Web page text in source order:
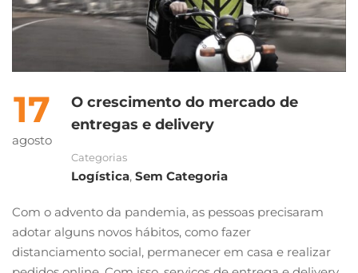
17
agosto
O crescimento do mercado de
entregas e delivery
Categorias
Logística, Sem Categoria
Com o advento da pandemia, as pessoas precisaram
adotar alguns novos hábitos, como fazer
distanciamento social, permanecer em casa e realizar